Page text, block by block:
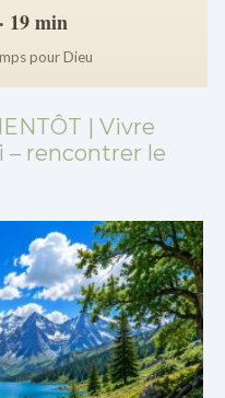
19 min
pour Dieu
| Vivre
– rencontrer le